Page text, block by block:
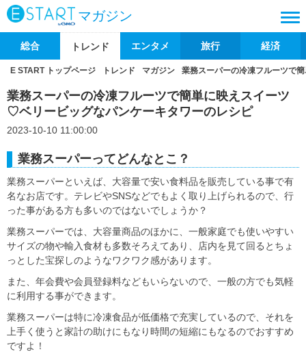
マガジン
総合 トレンド エンタメ 旅行 経済
E START トップページ トレンド マガジン 業務スーパーの冷凍フルーツで
業務スーパーの冷凍フルーツで簡単に映えスイーツ
♡ベリービッグなパンケーキタワーのレシピ
2023-10-10 11:00:00
業務スーパーってどんなとこ？
業務スーパーといえば、大容量で安い食料品を販売している事で有
名なお店です。テレビやSNSなどでもよく取り上げられるので、行
った事がある方も多いのではないでしょうか？
業務スーパーでは、大容量商品のほかに、一般家庭でも使いやすい
サイズの物や輸入食材も多数そろえてあり、店内を見て回るとちょ
っとした宝探しのようなワクワク感があります。
また、年会費や会員登録料などもいらないので、一般の方でも気軽
に利用する事ができます。
業務スーパーは特に冷凍食品が低価格で充実しているので、それを
上手く使うと家計の助けにもなり時間の短縮にもなるのでおすすめ
ですよ！